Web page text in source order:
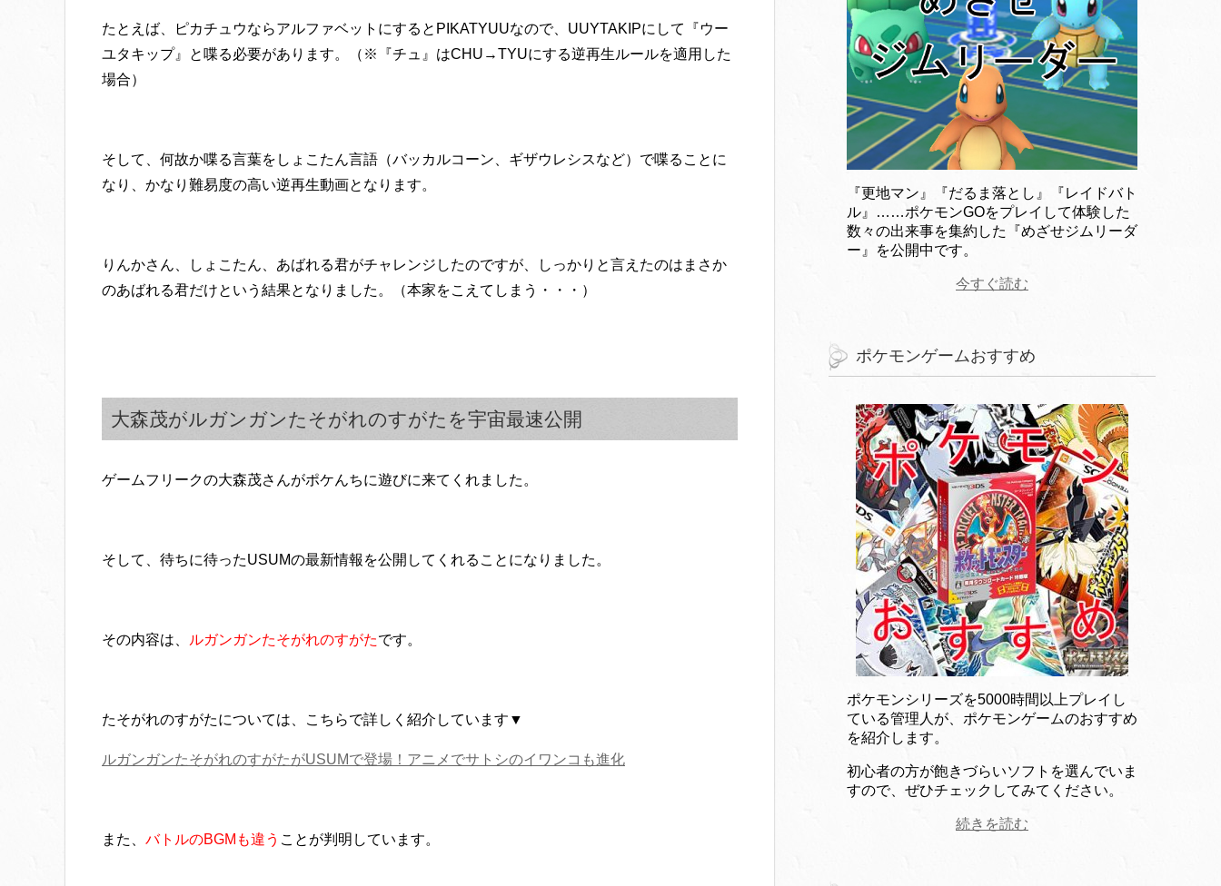
たとえば、ピカチュウならアルファベットにするとPIKATYUUなので、UUYTAKIPにして『ウー
ユタキップ』と喋る必要があります。（※『チュ』はCHU→TYUにする逆再生ルールを適用した
場合）
そして、何故か喋る言葉をしょこたん言語（バッカルコーン、ギザウレシスなど）で喋ることに
なり、かなり難易度の高い逆再生動画となります。
りんかさん、しょこたん、あばれる君がチャレンジしたのですが、しっかりと言えたのはまさか
のあばれる君だけという結果となりました。（本家をこえてしまう・・・）
大森茂がルガンガンたそがれのすがたを宇宙最速公開
ゲームフリークの大森茂さんがポケんちに遊びに来てくれました。
そして、待ちに待ったUSUMの最新情報を公開してくれることになりました。
その内容は、 ルガンガンたそがれのすがたです。
たそがれのすがたについては、こちらで詳しく紹介しています▼
ルガンガンたそがれのすがたがUSUMで登場！アニメでサトシのイワンコも進化
また、 バトルのBGMも違う ことが判明しています。
『更地マン』『だるま落とし』『レイドバト
ル』……ポケモンGOをプレイして体験した
数々の出来事を集約した『めざせジムリーダ
ー』を公開中です。
今すぐ読む
ポケモンゲームおすすめ
ポケモンシリーズを5000時間以上プレイし
ている管理人が、ポケモンゲームのおすすめ
を紹介します。
初心者の方が飽きづらいソフトを選んでいま
すので、ぜひチェックしてみてください。
続きを読む